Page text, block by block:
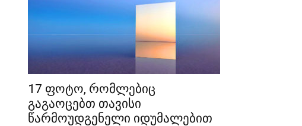
17 ფოტო, რომლებიც
გაგაოცებთ თავისი
წარმოუდგენელი იდუმალებით